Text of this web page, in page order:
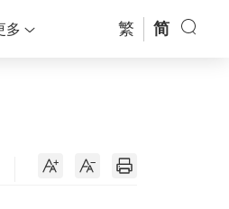
多 繁 简